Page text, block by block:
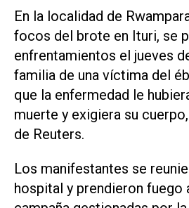
En la localidad de
focos del brote en Ituri, se
enfrentamientos el jueves
familia de una víctima del
que la enfermedad le
muerte y exigiera su
de Reuters.
Los manifestantes se
hospital y ​prendieron fuego